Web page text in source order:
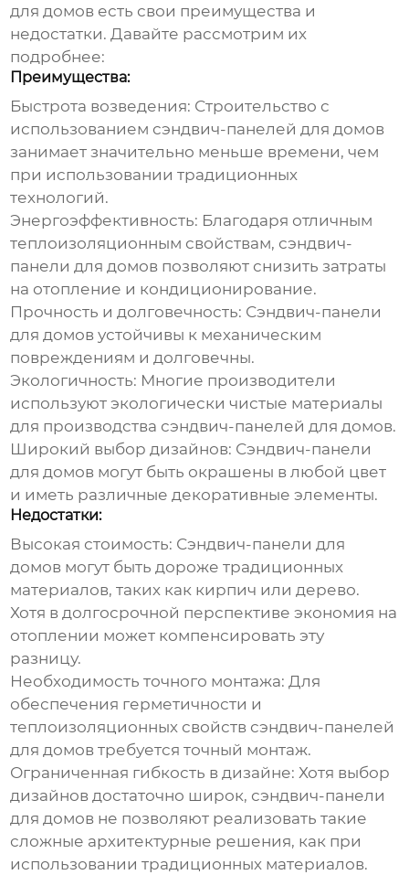
для домов есть свои преимущества и
недостатки. Давайте рассмотрим их
подробнее:
Преимущества:
Быстрота возведения: Строительство с
использованием сэндвич-панелей для домов
занимает значительно меньше времени, чем
при использовании традиционных
технологий.
Энергоэффективность: Благодаря отличным
теплоизоляционным свойствам, сэндвич-
панели для домов позволяют снизить затраты
на отопление и кондиционирование.
Прочность и долговечность: Сэндвич-панели
для домов устойчивы к механическим
повреждениям и долговечны.
Экологичность: Многие производители
используют экологически чистые материалы
для производства сэндвич-панелей для домов.
Широкий выбор дизайнов: Сэндвич-панели
для домов могут быть окрашены в любой цвет
и иметь различные декоративные элементы.
Недостатки:
Высокая стоимость: Сэндвич-панели для
домов могут быть дороже традиционных
материалов, таких как кирпич или дерево.
Хотя в долгосрочной перспективе экономия на
отоплении может компенсировать эту
разницу.
Необходимость точного монтажа: Для
обеспечения герметичности и
теплоизоляционных свойств сэндвич-панелей
для домов требуется точный монтаж.
Ограниченная гибкость в дизайне: Хотя выбор
дизайнов достаточно широк, сэндвич-панели
для домов не позволяют реализовать такие
сложные архитектурные решения, как при
использовании традиционных материалов.